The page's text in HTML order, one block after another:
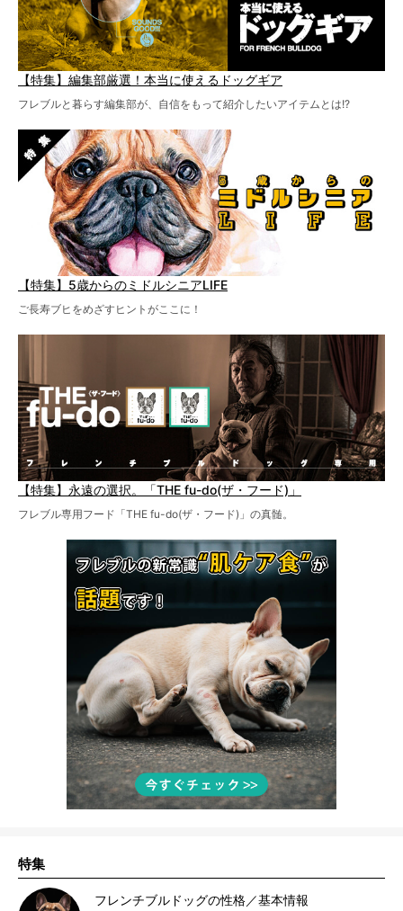
【特集】編集部厳選！本当に使えるドッグギア
フレブルと暮らす編集部が、自信をもって紹介したいアイテムとは!?
【特集】5歳からのミドルシニアLIFE
ご長寿ブヒをめざすヒントがここに！
【特集】永遠の選択。「THE fu-do(ザ・フード)」
フレブル専用フード「THE fu-do(ザ・フード)」の真髄。
特集
フレンチブルドッグの性格／基本情報